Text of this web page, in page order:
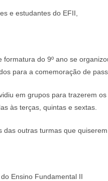
e estudantes do EFII,
formatura do 9º ano se
para a comemoração de
em grupos para trazerem
às terças, quintas e sextas.
das outras turmas que
Ensino Fundamental II